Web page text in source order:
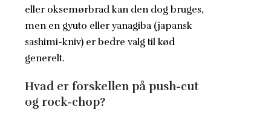
eller oksemørbrad kan den dog bruges,
men en gyuto eller yanagiba (japansk
sashimi-kniv) er bedre valg til kød
generelt.
Hvad er forskellen på push-cut
og rock-chop?